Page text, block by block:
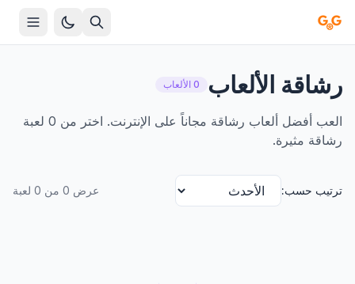
رشاقة الألعاب 0 الألعاب
العب أفضل ألعاب رشاقة مجاناً على الإنترنت. اختر من 0 لعبة
رشاقة مثيرة.
ترتيب حسب: عرض 0 من 0 لعبة